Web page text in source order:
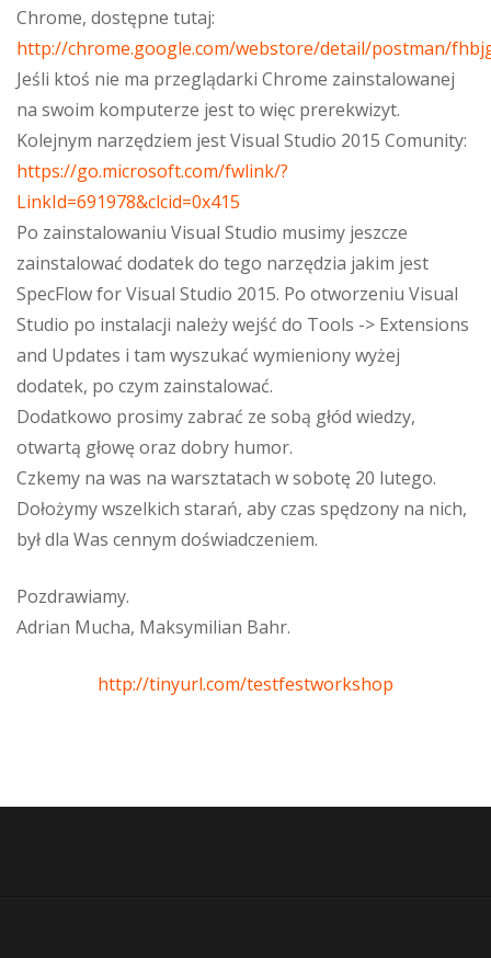
Chrome, dostępne tutaj:
http://chrome.google.com/webstore/detail/postman/
Jeśli ktoś nie ma przeglądarki Chrome zainstalowanej
na swoim komputerze jest to więc prerekwizyt.
Kolejnym narzędziem jest Visual Studio 2015 Comunity:
https://go.microsoft.com/fwlink/?
LinkId=691978&clcid=0x415
Po zainstalowaniu Visual Studio musimy jeszcze
zainstalować dodatek do tego narzędzia jakim jest
SpecFlow for Visual Studio 2015. Po otworzeniu Visual
Studio po instalacji należy wejść do Tools -> Extensions
and Updates i tam wyszukać wymieniony wyżej
dodatek, po czym zainstalować.
Dodatkowo prosimy zabrać ze sobą głód wiedzy,
otwartą głowę oraz dobry humor.
Czkemy na was na warsztatach w sobotę 20 lutego.
Dołożymy wszelkich starań, aby czas spędzony na nich,
był dla Was cennym doświadczeniem.
Pozdrawiamy.
Adrian Mucha, Maksymilian Bahr.
http://tinyurl.com/testfestworkshop